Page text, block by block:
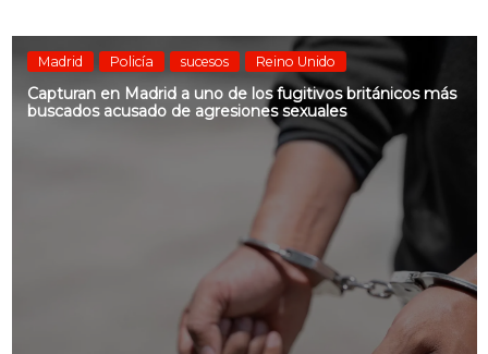
Madrid Policía sucesos Reino Unido
Capturan en Madrid a uno de los fugitivos británicos más
buscados acusado de agresiones sexuales